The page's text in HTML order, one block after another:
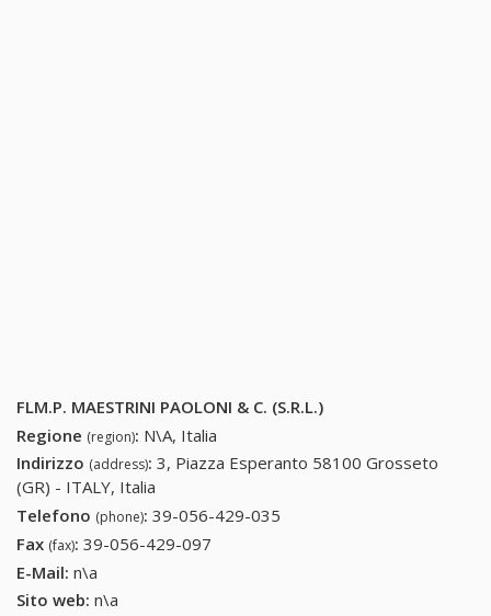
FLM.P. MAESTRINI PAOLONI & C. (S.R.L.)
Regione (region): N\A, Italia
Indirizzo (address): 3, Piazza Esperanto 58100 Grosseto
(GR) - ITALY, Italia
Telefono (phone): 39-056-429-035
Fax (fax): 39-056-429-097
E-Mail: n\a
Sito web: n\a